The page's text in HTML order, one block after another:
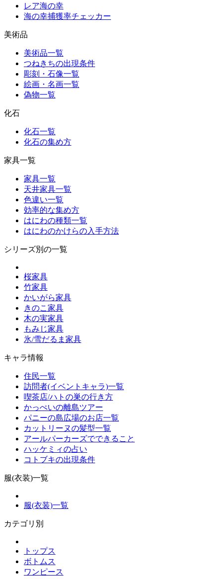
レア海の幸
海の幸捕獲率チェッカー
美術品
美術品一覧
つねきちの出現条件
彫刻・石像一覧
絵画・名画一覧
偽物一覧
化石
化石一覧
化石の集め方
家具一覧
家具一覧
天井家具一覧
色違い一覧
効率的な集め方
はにわの種類一覧
はにわのかけらの入手方法
シリーズ別の一覧
桜家具
竹家具
かいがら家具
きのこ家具
木の実家具
もみじ家具
氷/雪だるま家具
キャラ情報
住民一覧
訪問者(イベントキャラ)一覧
喫茶店/ハトの巣の行き方
かっぺいの離島ツアー
パニーの島広場のお店一覧
カットリーヌの髪型一覧
アールパーカーズでできること
ハッケミィの占い
コトブキの出現条件
服(衣装)一覧
服(衣装)一覧
カテゴリ別
トップス
ボトムス
ワンピース